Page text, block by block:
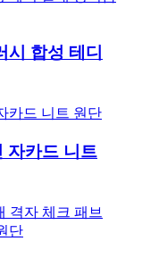
시 합성 테디
자카드 니트